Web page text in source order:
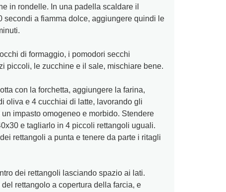
in rondelle. In una padella scaldare il
secondi a fiamma dolce, aggiungere quindi le
di formaggio, i pomodori secchi
piccoli, le zucchine e il sale, mischiare bene.
con la forchetta, aggiungere la farina,
oliva e 4 cucchiai di latte, lavorando gli
impasto omogeneo e morbido. Stendere
e tagliarlo in 4 piccoli rettangoli uguali.
rettangoli a punta e tenere da parte i ritagli
dei rettangoli lasciando spazio ai lati.
rettangolo a copertura della farcia, e